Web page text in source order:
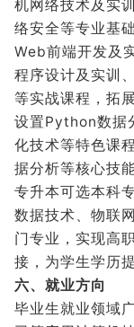
机网络技术及实
络安全等专业基
Web前端开发及
程序设计及实训
等实战课程，拓
设置Python数据
化技术等特色课
据分析等核心技能
专升本可选本科
数据技术、物联
门专业，实现高
接，为学生学历
六、就业方向
毕业生就业领域